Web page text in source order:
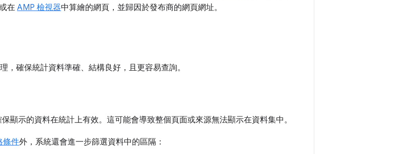
在AMP 檢視器中算繪的網頁，並歸因於發布商的網頁網址。
，確保統計資料準確、結構良好，且更容易查詢。
顯示的資料在統計上有效。這可能會導致整個頁面或來源無法顯示在資料集中。
條件外，系統還會進一步篩選資料中的區隔：